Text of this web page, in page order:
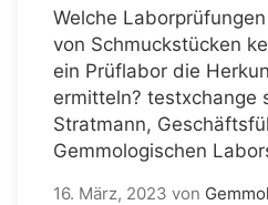
Welche
von Schmuckstücken
ein Prüflabor die
ermitteln? testxchange
Stratmann,
Gemmologischen
16. März, 2023 von